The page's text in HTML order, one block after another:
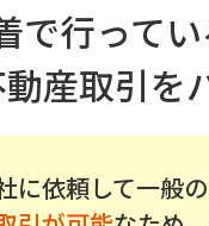
で行って
産取引を
依頼して一般